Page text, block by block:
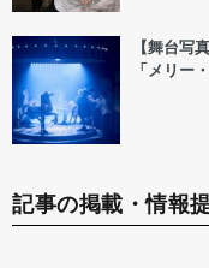
【舞台写
「メリー
記事の掲載・情報